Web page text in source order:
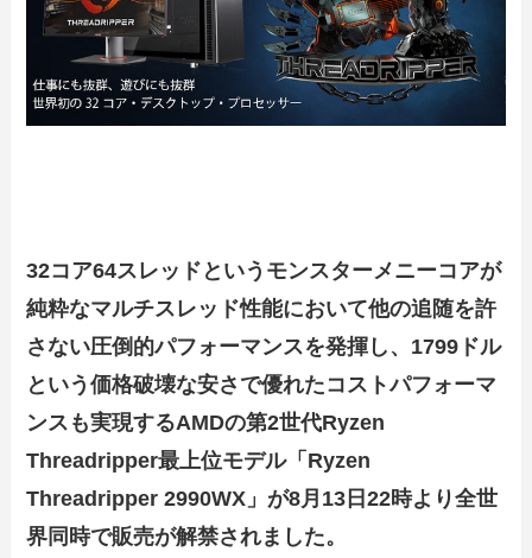
32コア64スレッドというモンスターメニーコアが
純粋なマルチスレッド性能において他の追随を許
さない圧倒的パフォーマンスを発揮し、1799ドル
という価格破壊な安さで優れたコストパフォーマ
ンスも実現するAMDの第2世代Ryzen
Threadripper最上位モデル「Ryzen
Threadripper 2990WX」が8月13日22時より全世
界同時で販売が解禁されました。